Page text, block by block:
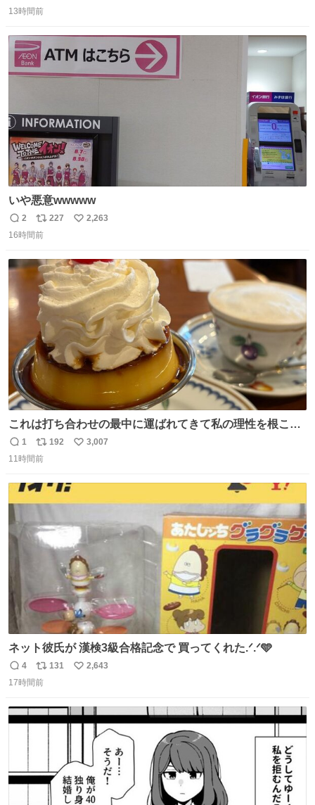
ネは使いやすいように強度を調整してあるはず。
信
ポ
ト
数
13時間前
いや悪意wwwww
返
信
2
リ
ポ
ト
数
227
い
数
2,263
16時間前
これは打ち合わせの最中に運ばれてきて私の理性を根こそ
ぎ奪い去ったプリンの写真です。
返
信
1
リ
ポ
ト
数
192
い
3,007
11時間前
ネット彼氏が 漢検3級合格記念で 買ってくれた.ᐟ.ᐟ🩵
返
信
4
リ
ポ
ト
131
い
数
2,643
17時間前